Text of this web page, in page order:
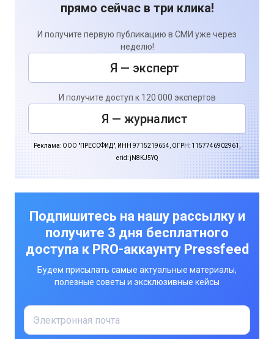
прямо сейчас в три клика!
И получите первую публикацию в СМИ уже через
неделю!
Я — эксперт
И получите доступ к 120 000 экспертов
Я — журналист
Реклама: ООО "ПРЕССФИД", ИНН 9715219654, ОГРН: 1157746902961,
erid: jN8KJ5YQ
Подпишитесь на нашу рассылку и
получите 3 дня бесплатного
доступа к PRO-аккаунту Pressfeed
Будем присылать самые актуальные материалы,
полезные советы и эксклюзивные кейсы